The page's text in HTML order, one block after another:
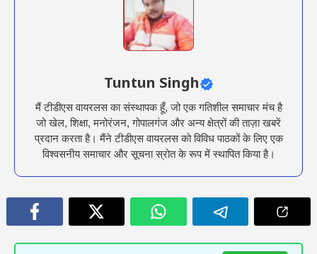
Tuntun Singh
मैं टीडीएस वायरलस का संस्थापक हूँ, जो एक गतिशील समाचार मंच है
जो खेल, शिक्षा, मनोरंजन, गोपालगंज और अन्य क्षेत्रों की ताज़ा खबरें
प्रदान करता है। मैंने टीडीएस वायरलस को विविध पाठकों के लिए एक
विश्वसनीय समाचार और सूचना स्रोत के रूप में स्थापित किया है।